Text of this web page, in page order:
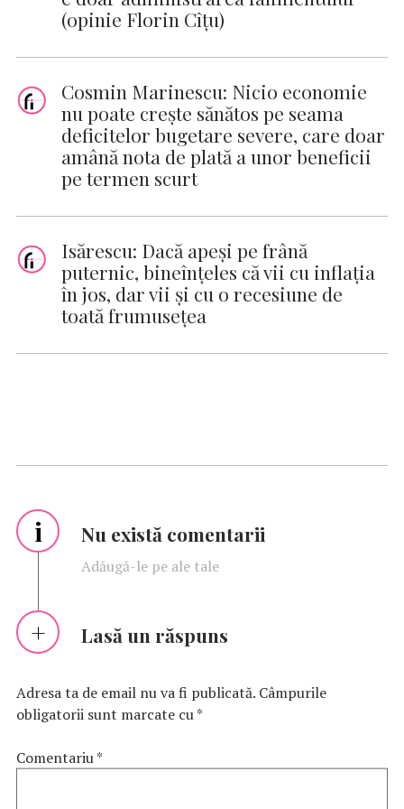
(opinie Florin Cîțu)
Cosmin Marinescu: Nicio economie
nu poate crește sănătos pe seama
deficitelor bugetare severe, care doar
amână nota de plată a unor beneficii
pe termen scurt
Isărescu: Dacă apeşi pe frână
puternic, bineînţeles că vii cu inflaţia
în jos, dar vii şi cu o recesiune de
toată frumuseţea
i Nu există comentarii
Adăugă-le pe ale tale
Lasă un răspuns
Adresa ta de email nu va fi publicată. Câmpurile
obligatorii sunt marcate cu*
Comentariu*